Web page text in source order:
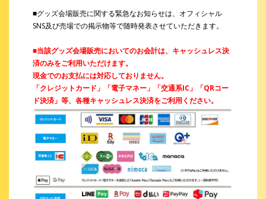
■グッズ会場販売に関する緊急なお知らせは、オフィシャル
SNS及び売場での掲示物等で随時発表させていただきます。
■当該グッズ会場販売においてのお会計は、キャッシュレス決
済のみをご利用いただけます。
現金でのお支払には対応しておりません。
「クレジットカード」「電子マネー」「交通系IC」「QRコー
ド決済」等、各種キャッシュレス決済をご利用ください。